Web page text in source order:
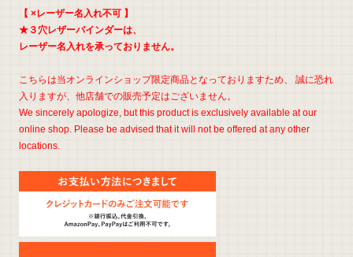
【 ×レーザー名入れ不可 】
★３穴レザーバインダーは、
レーザー名入れを承っておりません。
こちらは当オンラインショップ限定商品となっておりますため、 誠に恐れ
入りますが、他店舗での販売予定はございません。
We sincerely apologize, but this product is exclusively available at our
online shop. Please be advised that it will not be offered at any other
locations.